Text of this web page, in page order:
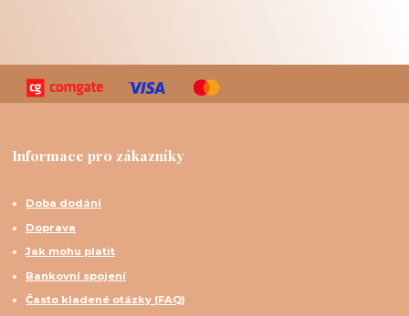
Informace pro zákazníky
Doba dodání
Doprava
Jak mohu platit
Bankovní spojení
Často kladené otázky (FAQ)